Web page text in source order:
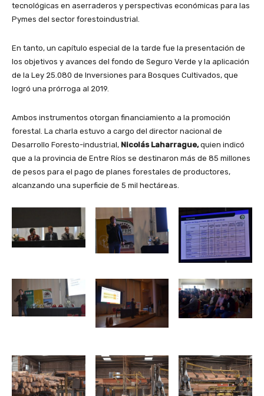
tecnológicas en aserraderos y perspectivas económicas para las
Pymes del sector forestoindustrial.
En tanto, un capítulo especial de la tarde fue la presentación de
los objetivos y avances del fondo de Seguro Verde y la aplicación
de la Ley 25.080 de Inversiones para Bosques Cultivados, que
logró una prórroga al 2019.
Ambos instrumentos otorgan financiamiento a la promoción
forestal. La charla estuvo a cargo del director nacional de
Desarrollo Foresto-industrial, Nicolás Laharrague,quien indicó
que a la provincia de Entre Ríos se destinaron más de 85 millones
de pesos para el pago de planes forestales de productores,
alcanzando una superficie de 5 mil hectáreas.